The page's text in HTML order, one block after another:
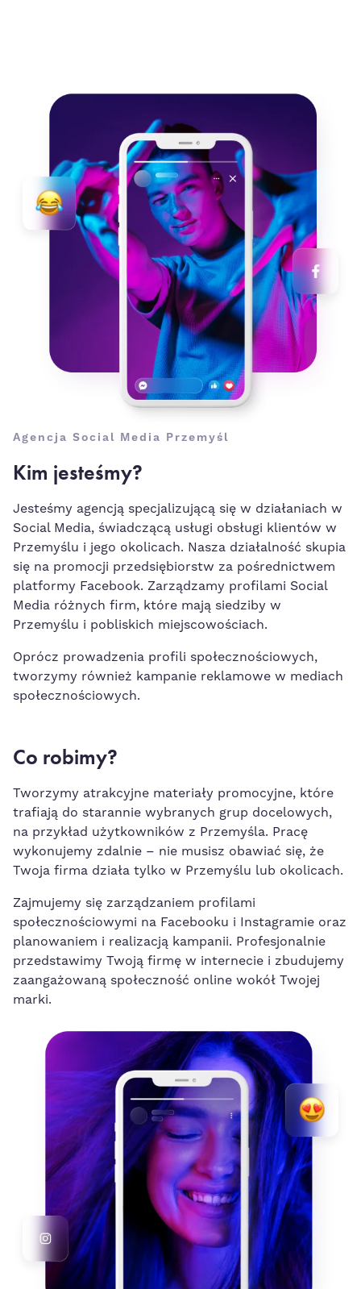
Agencja Social Media Przemyśl
Kim jesteśmy?
Jesteśmy agencją specjalizującą się w działaniach w
Social Media, świadczącą usługi obsługi klientów w
Przemyślu i jego okolicach. Nasza działalność skupia
się na promocji przedsiębiorstw za pośrednictwem
platformy Facebook. Zarządzamy profilami Social
Media różnych firm, które mają siedziby w
Przemyślu i pobliskich miejscowościach.
Oprócz prowadzenia profili społecznościowych,
tworzymy również kampanie reklamowe w mediach
społecznościowych.
Co robimy?
Tworzymy atrakcyjne materiały promocyjne, które
trafiają do starannie wybranych grup docelowych,
na przykład użytkowników z Przemyśla. Pracę
wykonujemy zdalnie – nie musisz obawiać się, że
Twoja firma działa tylko w Przemyślu lub okolicach.
Zajmujemy się zarządzaniem profilami
społecznościowymi na Facebooku i Instagramie oraz
planowaniem i realizacją kampanii. Profesjonalnie
przedstawimy Twoją firmę w internecie i zbudujemy
zaangażowaną społeczność online wokół Twojej
marki.